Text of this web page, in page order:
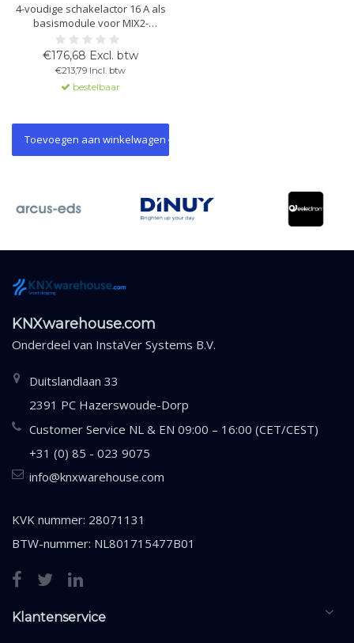
4-voudige schakelactor 16 A als
basismodule voor MIX2-
systeem. Handbediening,
status-LED’s en logische
functies. Uitbreidbaar tot 12
kanalen met MIX/MIX2-modules.
Geschikt voor diverse
€176,68 Excl. btw
€213,79 Incl. btw
bestelbaar
Toevoegen aan winkelwagen
KNXwarehouse.com
Onderdeel van InstaVer Systems B.V.
Duitslandlaan 33
2391 PC Hazerswoude-Dorp
Customer Service NL & EN 09:00 – 16:00 (CET/CEST)
+31 (0) 85 - 023 9075
info@knxwarehouse.com
KVK nummer: 28071131
BTW-nummer: NL801715477B01
Klantenservice